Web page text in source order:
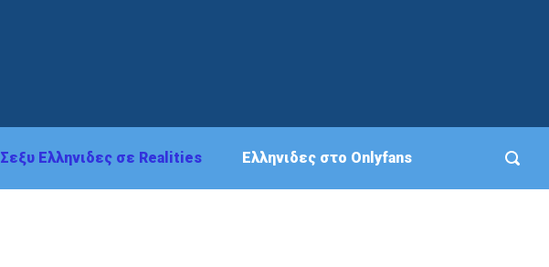
Σεξυ Ελληνιδες σε Realities Eλληνιδες στο Onlyfans